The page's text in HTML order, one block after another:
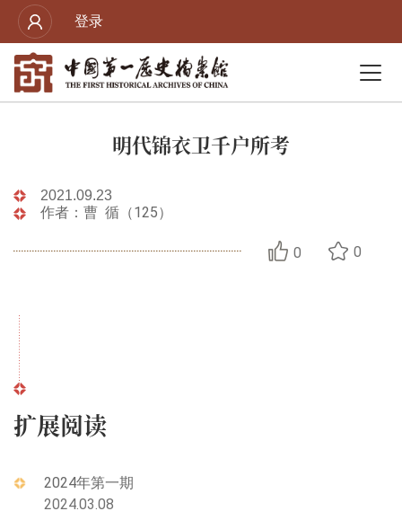
登录
明代锦衣卫千户所考
2021.09.23
作者：曹 循（125）
0 0
扩展阅读
2024年第一期
2024.03.08